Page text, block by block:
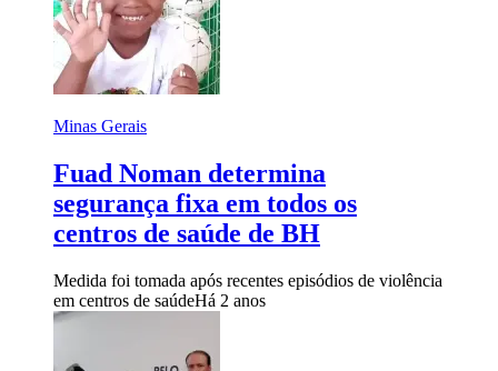
Minas Gerais
Fuad Noman determina
segurança fixa em todos os
centros de saúde de BH
Medida foi tomada após recentes episódios de violência
em centros de saúdeHá 2 anos